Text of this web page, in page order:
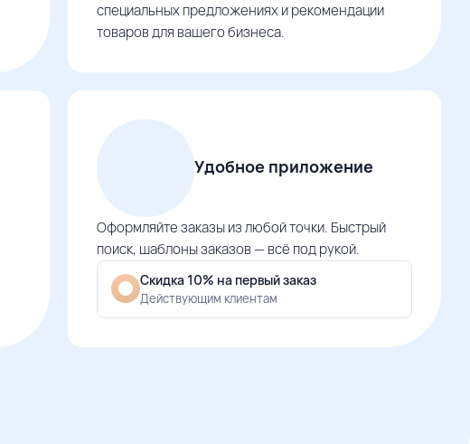
специальных предложениях и рекомендации
товаров для вашего бизнеса.
Удобное приложение
Оформляйте заказы из любой точки. Быстрый
поиск, шаблоны заказов — всё под рукой.
Скидка 10% на первый заказ
Действующим клиентам